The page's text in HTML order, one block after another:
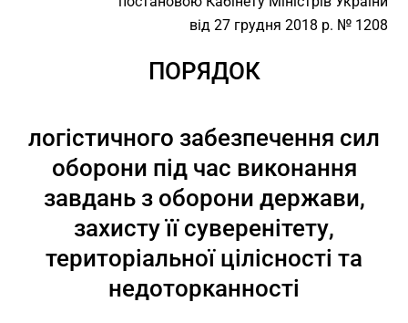
від 27 грудня 2018 р. № 1208
ПОРЯДОК
логістичного забезпечення сил
оборони під час виконання
завдань з оборони держави,
захисту її суверенітету,
територіальної цілісності та
недоторканності